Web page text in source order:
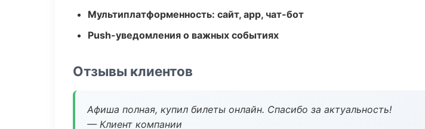
Мультиплатформенность: сайт, app, чат-бот
Push-уведомления о важных событиях
Отзывы клиентов
Афиша полная, купил билеты онлайн. Спасибо за актуальность!
— Клиент компании